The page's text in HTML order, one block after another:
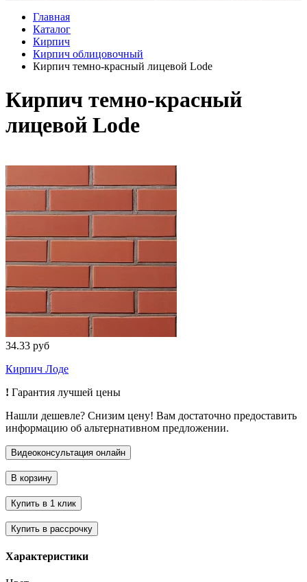
Главная
Каталог
Кирпич
Кирпич облицовочный
Кирпич темно-красный лицевой Lode
Кирпич темно-красный
лицевой Lode
34.33 руб
Кирпич Лоде
! Гарантия лучшей цены
Нашли дешевле? Снизим цену! Вам достаточно предоставить
информацию об альтернативном предложении.
Характеристики